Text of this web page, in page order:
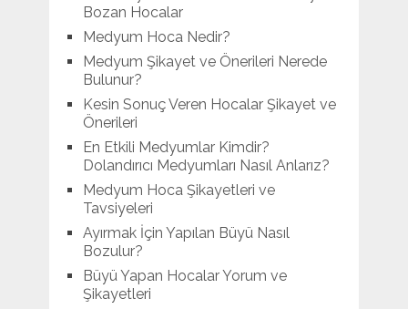
Bozan Hocalar
Medyum Hoca Nedir?
Medyum Şikayet ve Önerileri Nerede
Bulunur?
Kesin Sonuç Veren Hocalar Şikayet ve
Önerileri
En Etkili Medyumlar Kimdir?
Dolandırıcı Medyumları Nasıl Anlarız?
Medyum Hoca Şikayetleri ve
Tavsiyeleri
Ayırmak İçin Yapılan Büyü Nasıl
Bozulur?
Büyü Yapan Hocalar Yorum ve
Şikayetleri